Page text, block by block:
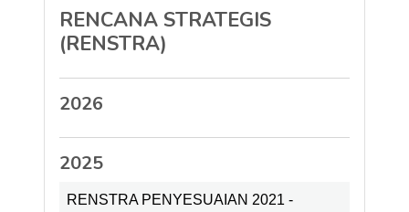
RENCANA STRATEGIS
(RENSTRA)
2026
2025
RENSTRA PENYESUAIAN 2021 -